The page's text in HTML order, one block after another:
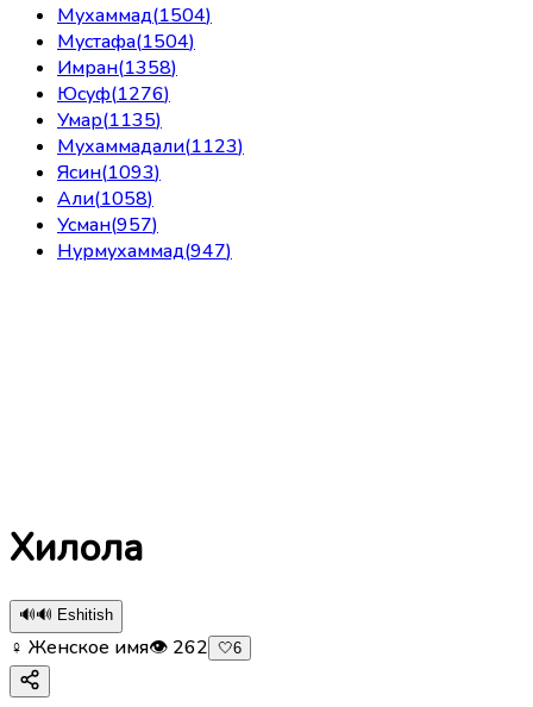
Мухаммад(1504)
Мустафа(1504)
Имран(1358)
Юсуф(1276)
Умар(1135)
Мухаммадали(1123)
Ясин(1093)
Али(1058)
Усман(957)
Нурмухаммад(947)
Хилола
🔊🔊 Eshitish
♀ Женское имя👁 262 🤍6